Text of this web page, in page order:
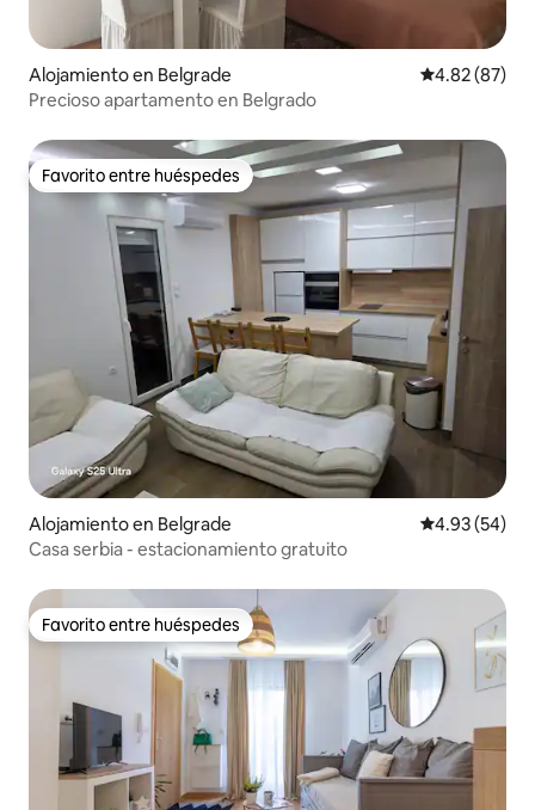
Alojamiento en Belgrade Calificación
4.82 (87)
Precioso apartamento en Belgrado
Favorito entre huéspedes
Favorito entre huéspedes
Alojamiento en Belgrade Calificación
4.93 (54)
Casa serbia - estacionamiento gratuito
Favorito entre huéspedes
Favorito entre huéspedes